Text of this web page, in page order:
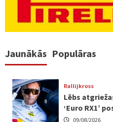
Jaunākās Populāras
Rallijkross
Lēbs
‘Euro RX1’
09/08/2026